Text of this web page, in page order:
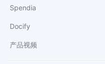
Spendia
Docify
产品视频